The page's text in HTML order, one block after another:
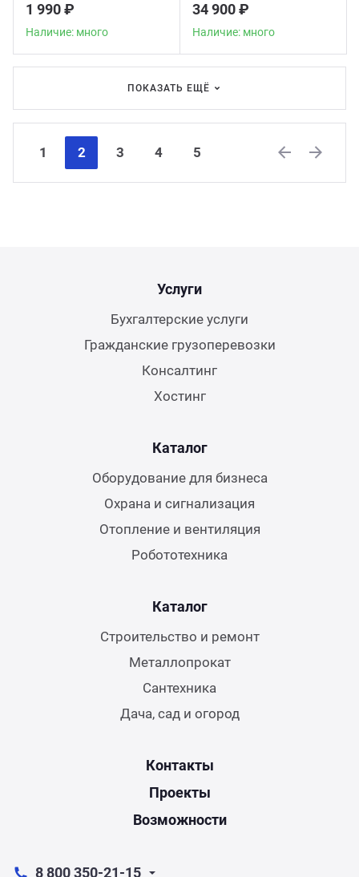
1 990 ₽
Наличие: много
34 900 ₽
Наличие: много
ПОКАЗАТЬ ЕЩЁ
1 2 3 4
5
Услуги
Бухгалтерские услуги
Гражданские грузоперевозки
Консалтинг
Хостинг
Каталог
Оборудование для бизнеса
Охрана и сигнализация
Отопление и вентиляция
Робототехника
Каталог
Строительство и ремонт
Металлопрокат
Сантехника
Дача, сад и огород
Контакты
Проекты
Возможности
8 800 350-21-15